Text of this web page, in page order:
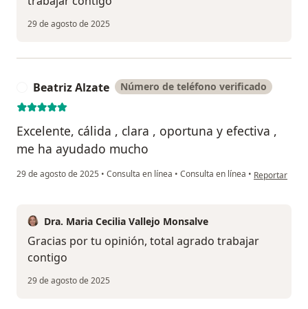
29 de agosto de 2025
Beatriz Alzate Número de teléfono verificado
Excelente, cálida , clara , oportuna y efectiva ,
me ha ayudado mucho
29 de agosto de 2025 • Consulta en línea • Consulta en línea • en opinión
Reportar
Dra. Maria Cecilia Vallejo Monsalve
Gracias por tu opinión, total agrado trabajar
contigo
29 de agosto de 2025